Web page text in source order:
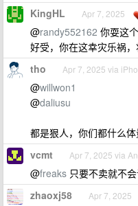
KingHL Apr 7, 2025
@randy552162 你耍这
好受，你在这幸灾乐祸
tho Apr 7, 2025 via
@willwon1
@daliusu
都是狠人，你们都什么体
vcmt Apr 7, 2025 via
@freaks 只要不卖就不会
zhaoxj58 Apr 7, 2025